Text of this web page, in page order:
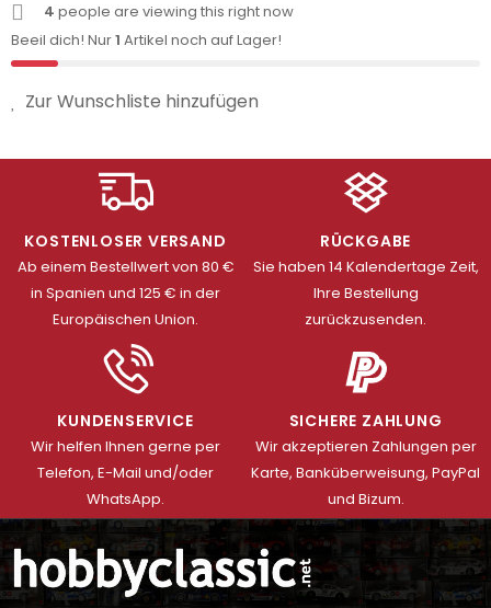
4 people are viewing this right now
Beeil dich! Nur1 Artikel noch auf Lager!
Zur Wunschliste hinzufügen
KOSTENLOSER VERSAND
Ab einem Bestellwert von 80 €
in Spanien und 125 € in der
Europäischen Union.
RÜCKGABE
Sie haben 14 Kalendertage Zeit,
Ihre Bestellung
zurückzusenden.
KUNDENSERVICE
Wir helfen Ihnen gerne per
Telefon, E-Mail und/oder
WhatsApp.
SICHERE ZAHLUNG
Wir akzeptieren Zahlungen per
Karte, Banküberweisung, PayPal
und Bizum.